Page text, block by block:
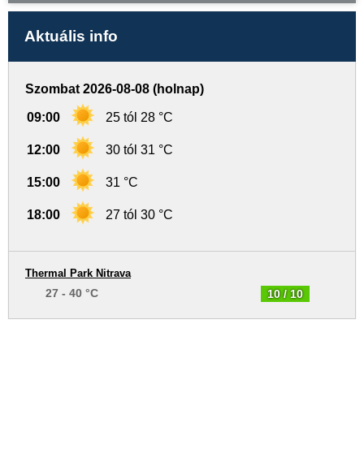
Aktuális info
Szombat 2026-08-08 (holnap)
09:00 25 tól 28 °C
12:00 30 tól 31 °C
15:00 31 °C
18:00 27 tól 30 °C
10 / 10
Thermal Park Nitrava
27 - 40 °C